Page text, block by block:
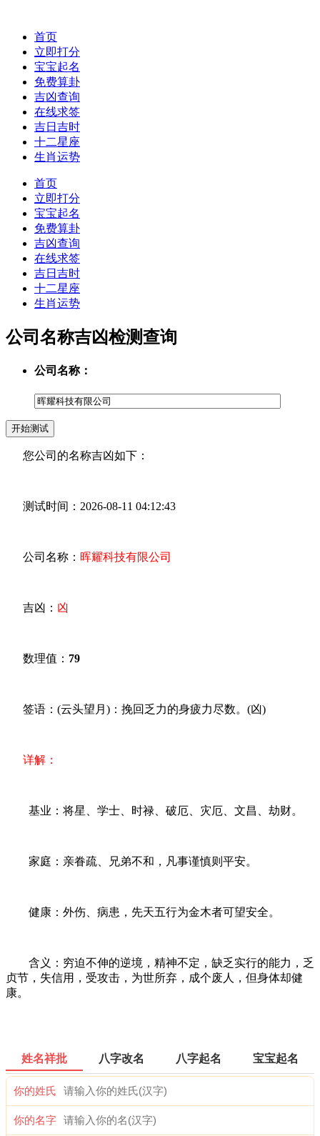
首页
立即打分
宝宝起名
免费算卦
吉凶查询
在线求签
吉日吉时
十二星座
生肖运势
首页
立即打分
宝宝起名
免费算卦
吉凶查询
在线求签
吉日吉时
十二星座
生肖运势
公司名称吉凶检测查询
公司名称：
您公司的名称吉凶如下：
测试时间：2026-08-11 04:12:43
公司名称： 晖耀科技有限公司
吉凶： 凶
数理值： 79
签语：(云头望月)：挽回乏力的身疲力尽数。(凶)
详解：
基业：将星、学士、时禄、破厄、灾厄、文昌、劫财。
家庭：亲眷疏、兄弟不和，凡事谨慎则平安。
健康：外伤、病患，先天五行为金木者可望安全。
含义：穷迫不伸的逆境，精神不定，缺乏实行的能力，乏
贞节，失信用，受攻击，为世所弃，成个废人，但身体却健
康。
姓名祥批 八字改名 八字起名 宝宝起名
你的姓氏
你的名字